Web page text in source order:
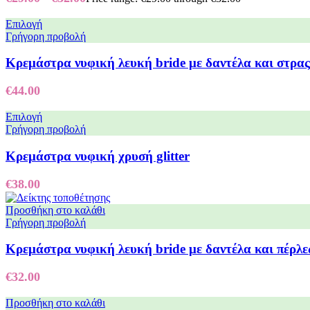
Επιλογή
Γρήγορη προβολή
Κρεμάστρα νυφική λευκή bride με δαντέλα και στρας
€44.00
Επιλογή
Γρήγορη προβολή
Κρεμάστρα νυφική χρυσή glitter
€38.00
Προσθήκη στο καλάθι
Γρήγορη προβολή
Κρεμάστρα νυφική λευκή bride με δαντέλα και
€32.00
Προσθήκη στο καλάθι